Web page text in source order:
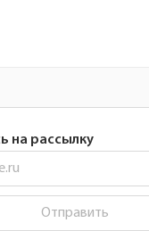
на рассылку
Отправить